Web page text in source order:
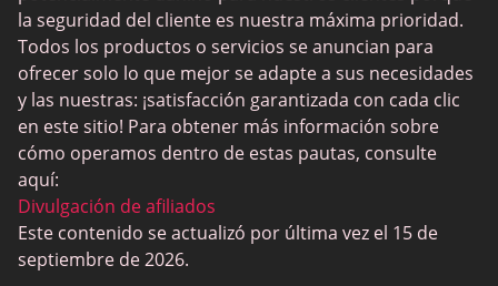
Sitios de citas negras
SugarDaddyMeet
LatinAmericanCupid
CatholicMatch
la seguridad del cliente es nuestra máxima prioridad.
Todos los productos o servicios se anuncian para
ofrecer solo lo que mejor se adapte a sus necesidades
y las nuestras: ¡satisfacción garantizada con cada clic
en este sitio! Para obtener más información sobre
cómo operamos dentro de estas pautas, consulte
aquí:
Divulgación de afiliados
Este contenido se actualizó por última vez el 15 de
septiembre de 2026.